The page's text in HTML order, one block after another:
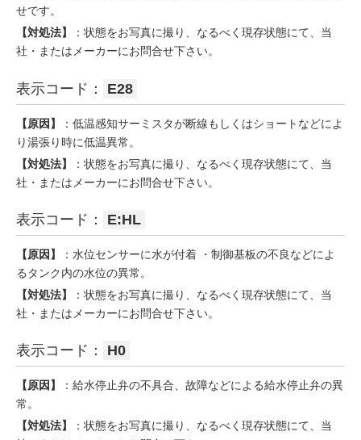
せです。
【対処法】
：状態をお写真に撮り、なるべく現存状態にて、当
社・またはメーカーにお問合せ下さい。
表示コード： E28
【原因】
：低温感知サーミスタが断線もしくはショートなどによ
り湯張り時に低温異常。
【対処法】
：状態をお写真に撮り、なるべく現存状態にて、当
社・またはメーカーにお問合せ下さい。
表示コード： E:HL
【原因】
：水位センサーに水が付着 ・制御基板の不良などによ
るタンク内の水位の異常。
【対処法】
：状態をお写真に撮り、なるべく現存状態にて、当
社・またはメーカーにお問合せ下さい。
表示コード： H0
【原因】
：給水停止弁の不具合、故障などによる給水停止弁の異
常。
【対処法】
：状態をお写真に撮り、なるべく現存状態にて、当